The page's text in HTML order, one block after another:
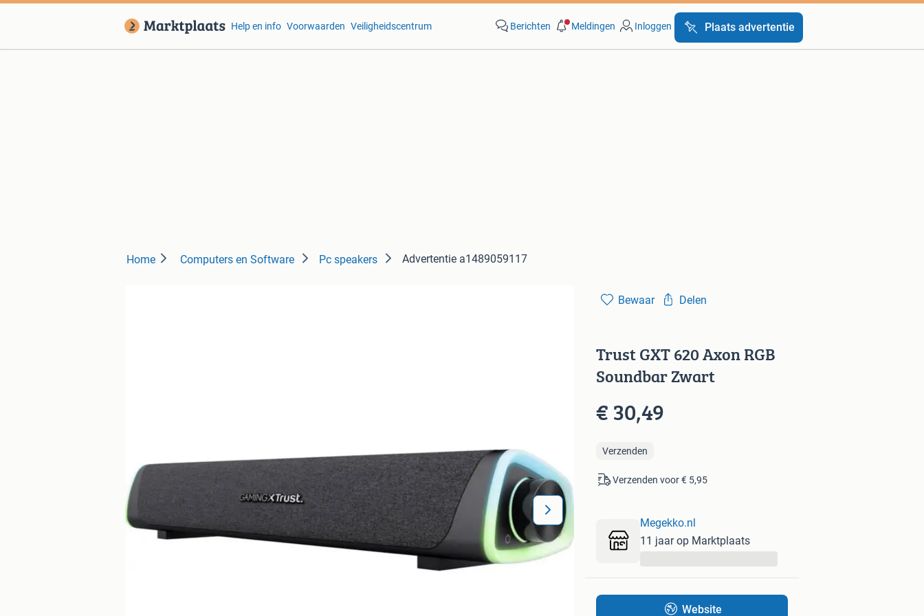
Help en info Voorwaarden Veiligheidscentrum Berichten Meldingen Inloggen Plaats advertentie
Home Computers en Software Pc speakers Advertentie a1489059117
Bewaar Delen
Trust GXT 620 Axon RGB
Soundbar Zwart
€ 30,49
Verzenden
Verzenden voor € 5,95
Megekko.nl
11 jaar op Marktplaats
Website